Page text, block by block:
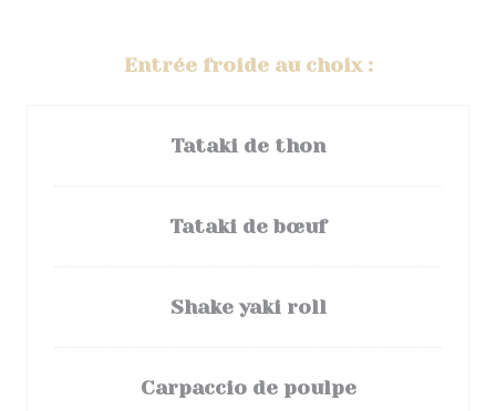
Entrée froide au choix :
Tataki de thon
Tataki de bœuf
Shake yaki roll
Carpaccio de poulpe